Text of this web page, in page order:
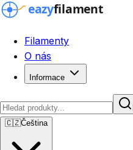
Filamenty
O nás
Informace
🇨🇿Čeština